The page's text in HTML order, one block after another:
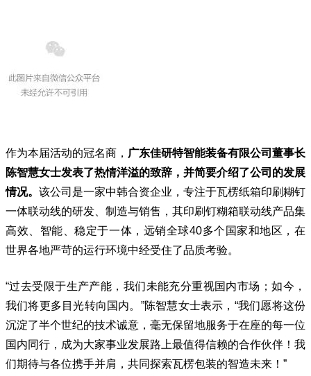
作为本届活动的冠名商， 广东佳研特智能装备有限公司董事长
陈智慧女士发表了热情洋溢的致辞，并简要介绍了公司的发展
情况。 该公司是一家中韩合资企业，专注于瓦楞纸箱印刷糊钉
一体联动线的研发、制造与销售，其印刷钉糊箱联动线产品集
高效、智能、稳定于一体，远销全球40多个国家和地区，在
世界各地严苛的运行环境中经受住了品质考验。
“过去受限于生产产能，我们未能充分重视国内市场；如今，
我们将更多目光转向国内。”陈智慧女士表示，“我们愿将这份
沉淀了半个世纪的技术诚意，毫无保留地服务于在座的每一位
国内同行，成为大家事业发展路上最值得信赖的合作伙伴！我
们期待与各位携手并肩，共同探索瓦楞包装的智造未来！”